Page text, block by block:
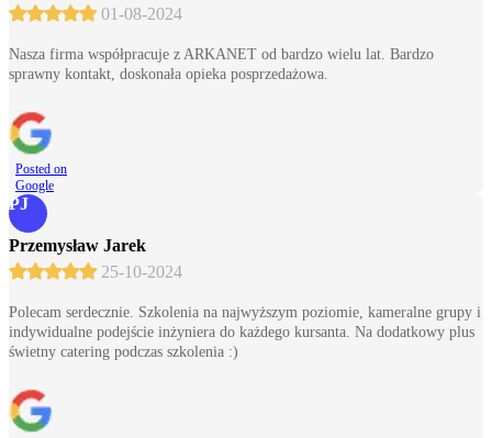
01-08-2024
Nasza firma współpracuje z ARKANET od bardzo wielu lat. Bardzo
sprawny kontakt, doskonała opieka posprzedażowa.
Posted on
Google
PJ
Przemysław Jarek
25-10-2024
Polecam serdecznie. Szkolenia na najwyższym poziomie, kameralne grupy i
indywidualne podejście inżyniera do każdego kursanta. Na dodatkowy plus
świetny catering podczas szkolenia :)